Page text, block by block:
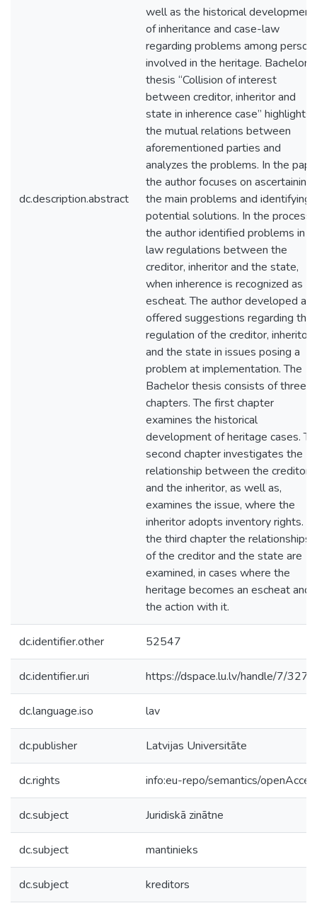
dc.description.abstract
well as the historical development
of inheritance and case-law
regarding problems among
involved in the heritage. Bachelor
thesis “Collision of interest
between creditor, inheritor and
state in inherence case” highlights
the mutual relations between
aforementioned parties and
analyzes the problems. In the
the author focuses on ascertaining
the main problems and identifying
potential solutions. In the process,
the author identified problems in
law regulations between the
creditor, inheritor and the state,
when inherence is recognized as
escheat. The author developed
offered suggestions regarding the
regulation of the creditor, inheritor
and the state in issues posing a
problem at implementation. The
Bachelor thesis consists of three
chapters. The first chapter
examines the historical
development of heritage cases.
second chapter investigates the
relationship between the creditor
and the inheritor, as well as,
examines the issue, where the
inheritor adopts inventory rights.
the third chapter the relationships
of the creditor and the state are
examined, in cases where the
heritage becomes an escheat and
the action with it.
dc.identifier.other 52547
dc.identifier.uri https://dspace.lu.lv/handle/7/
dc.language.iso lav
dc.publisher Latvijas Universitāte
dc.rights info:eu-repo/semantics/
dc.subject Juridiskā zinātne
dc.subject mantinieks
dc.subject kreditors